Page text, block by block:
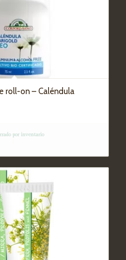
roll-on – Caléndula
por inventario